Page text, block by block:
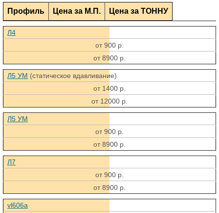
Профиль Цена за М.П. Цена за ТОННУ
Л4
от 900 р.
от 8900 р.
Л5 УМ (статическое вдавливание)
от 1400 р.
от 12000 р.
Л5 УМ
от 900 р.
от 8900 р.
Л7
от 900 р.
от 8900 р.
vl606a